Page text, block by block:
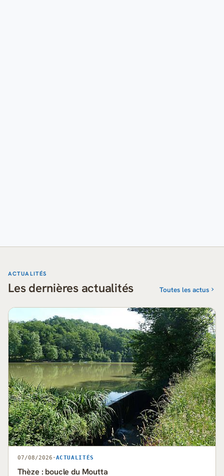
ACTUALITÉS
Les dernières actualités Toutes les actus
07/08/2026 · ACTUALITÉS
Thèze : boucle du Moutta